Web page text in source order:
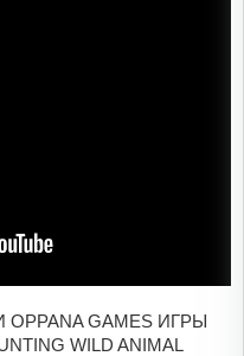
GAMES ИГРЫ
WILD ANIMAL